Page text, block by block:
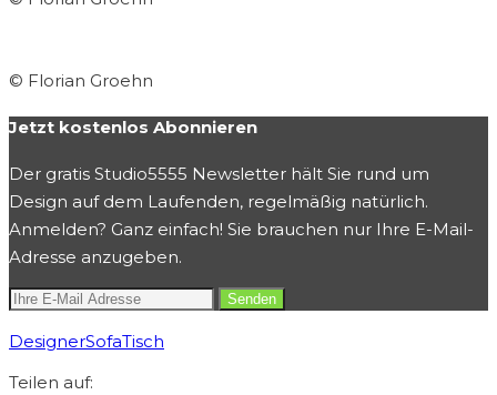
© Florian Groehn
Jetzt kostenlos Abonnieren
Der gratis Studio5555 Newsletter hält Sie rund um
Design auf dem Laufenden, regelmäßig natürlich.
Anmelden? Ganz einfach! Sie brauchen nur Ihre E-Mail-
Adresse anzugeben.
DesignerSofaTisch
Teilen auf: